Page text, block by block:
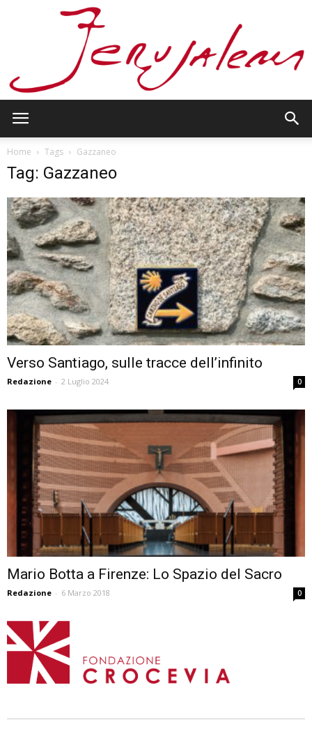
Home Tags Gazzaneo
Tag: Gazzaneo
Verso Santiago, sulle tracce dell’infinito
Redazione - 2 Luglio 2024 0
Mario Botta a Firenze: Lo Spazio del Sacro
Redazione - 6 Marzo 2018 0